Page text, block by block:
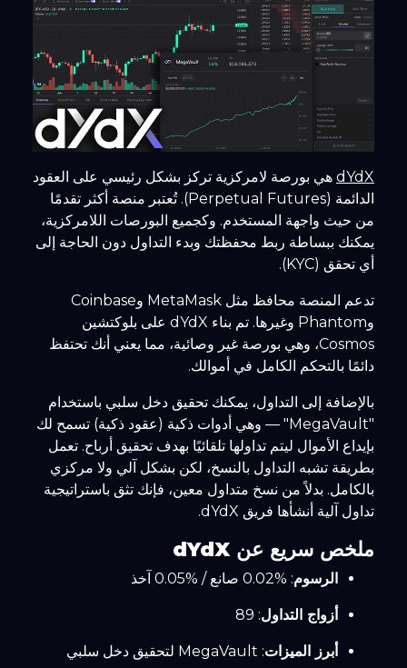
dYdX هي بورصة لامركزية تركز بشكل رئيسي على العقود
الدائمة (Perpetual Futures). تُعتبر منصة أكثر تقدمًا
من حيث واجهة المستخدم. وكجميع البورصات اللامركزية،
يمكنك ببساطة ربط محفظتك وبدء التداول دون الحاجة إلى
أي تحقق (KYC).
تدعم المنصة محافظ مثل MetaMask وCoinbase
وPhantom وغيرها. تم بناء dYdX على بلوكتشين
Cosmos، وهي بورصة غير وصائية، مما يعني أنك تحتفظ
دائمًا بالتحكم الكامل في أموالك.
بالإضافة إلى التداول، يمكنك تحقيق دخل سلبي باستخدام
"MegaVault" — وهي أدوات ذكية (عقود ذكية) تسمح لك
بإيداع الأموال ليتم تداولها تلقائيًا بهدف تحقيق أرباح. تعمل
بطريقة تشبه التداول بالنسخ، لكن بشكل آلي ولا مركزي
بالكامل. بدلاً من نسخ متداول معين، فإنك تثق باستراتيجية
تداول آلية أنشأها فريق dYdX.
ملخص سريع عن dYdX
الرسوم: %0.02 صانع / %0.05 آخذ
أزواج التداول: 89
أبرز الميزات: MegaVault لتحقيق دخل سلبي